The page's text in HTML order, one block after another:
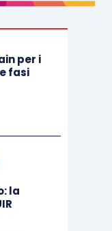
per i
fasi
la